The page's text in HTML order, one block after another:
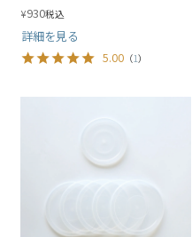
¥930税込
詳細を見る
5.00 （1）